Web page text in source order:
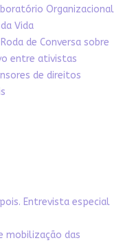
Organizacional
Vida
de Conversa sobre
entre ativistas
de direitos
Entrevista especial
mobilização das